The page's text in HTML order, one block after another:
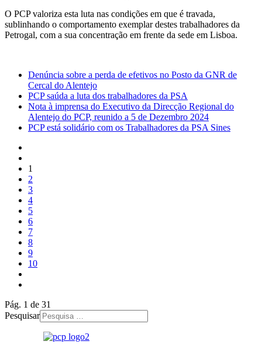
O PCP valoriza esta luta nas condições em que é travada,
sublinhando o comportamento exemplar destes trabalhadores da
Petrogal, com a sua concentração em frente da sede em Lisboa.
Denúncia sobre a perda de efetivos no Posto da GNR de
Cercal do Alentejo
PCP saúda a luta dos trabalhadores da PSA
Nota à imprensa do Executivo da Direcção Regional do
Alentejo do PCP, reunido a 5 de Dezembro 2024
PCP está solidário com os Trabalhadores da PSA Sines
1
2
3
4
5
6
7
8
9
10
Pág. 1 de 31
Pesquisar